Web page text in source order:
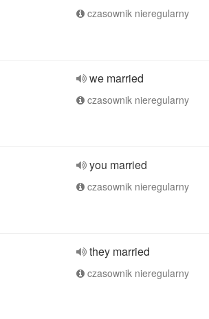
czasownik nieregularny
we married
czasownik nieregularny
you married
czasownik nieregularny
they married
czasownik nieregularny